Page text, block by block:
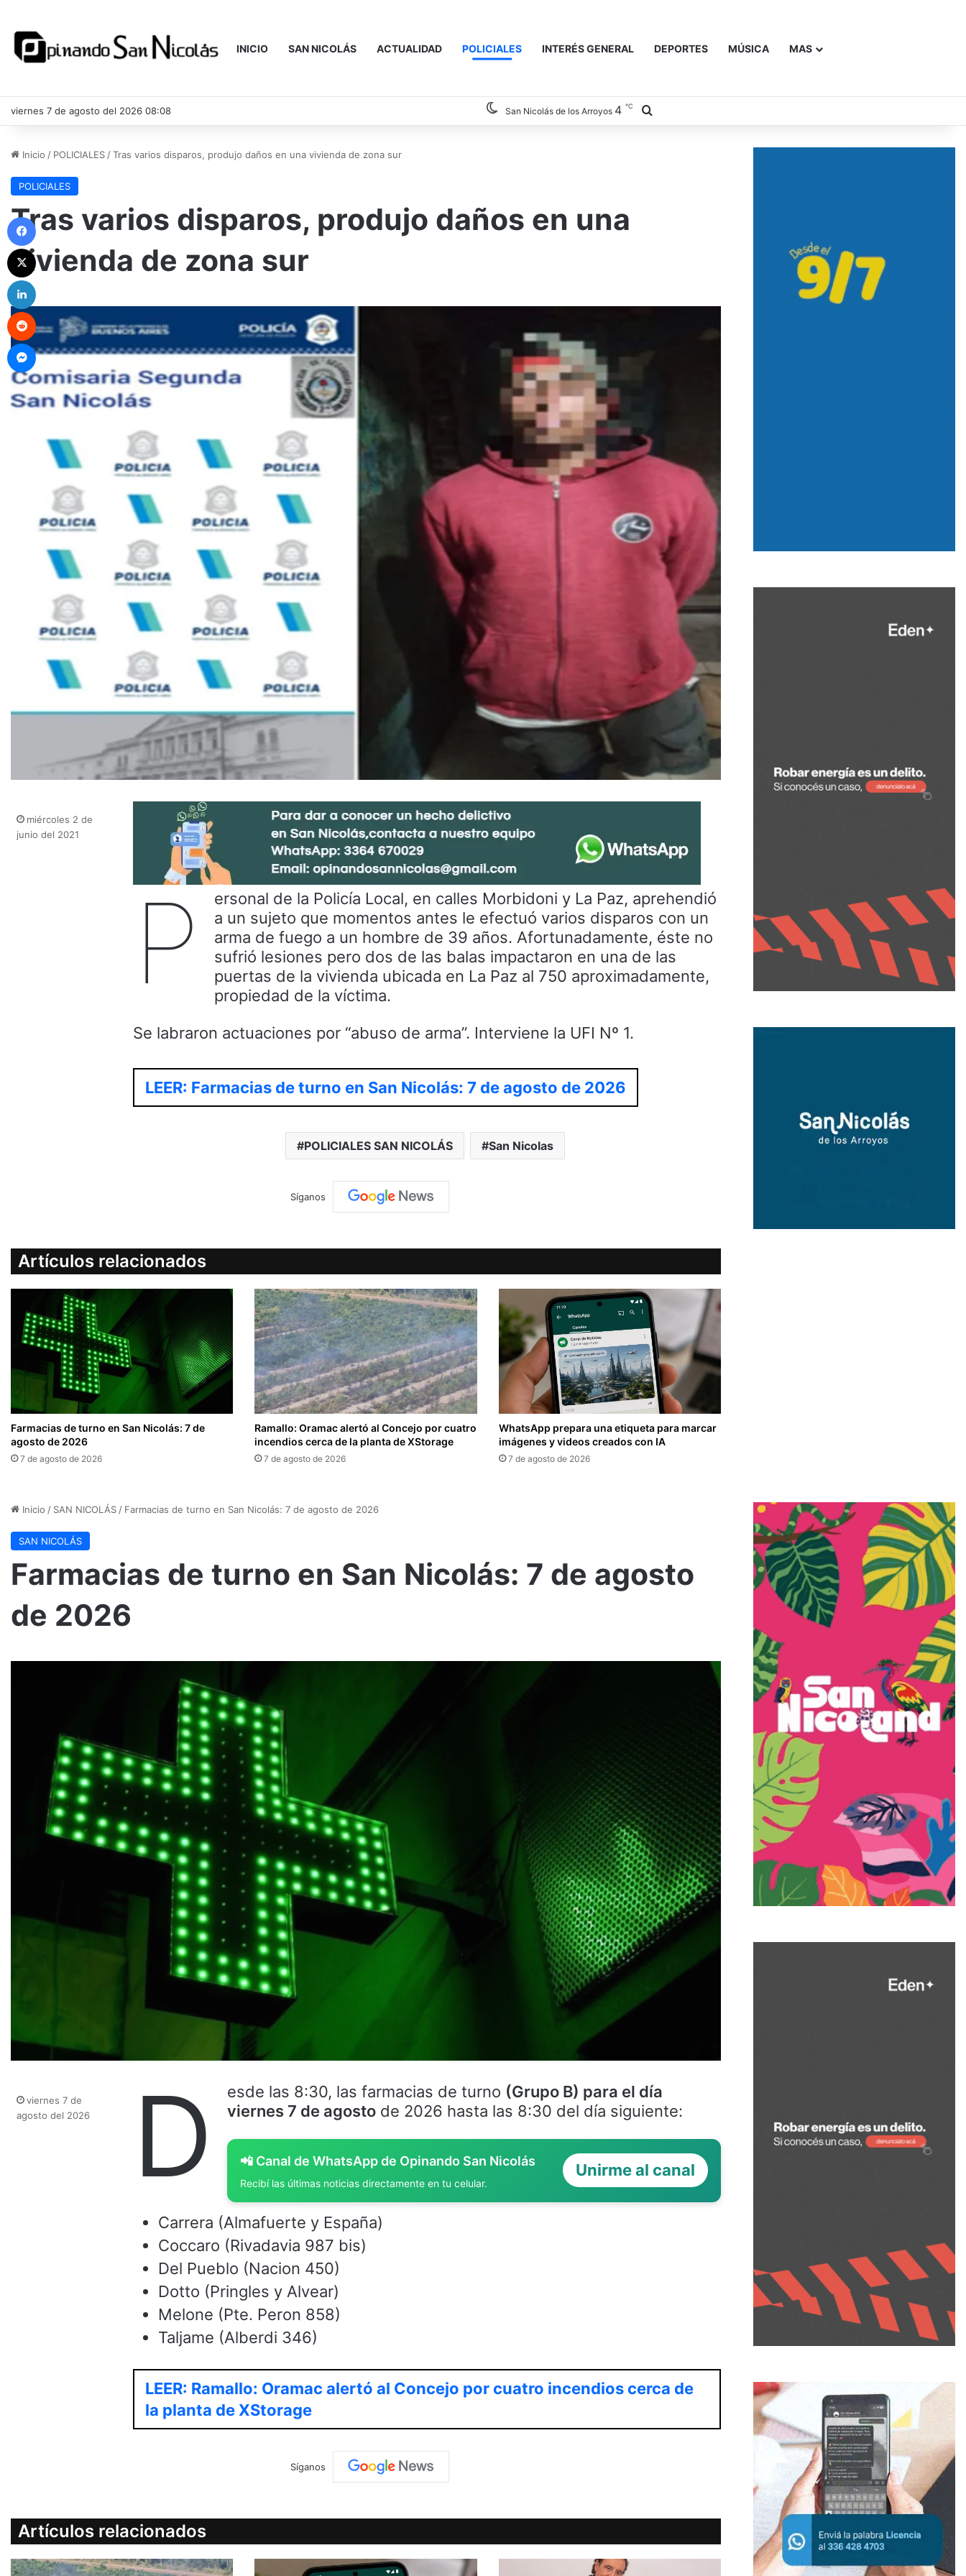
INICIO SAN NICOLÁS ACTUALIDAD POLICIALES INTERÉS GENERAL DEPORTES MÚSICA MAS
viernes 7 de agosto del 2026 08:08 San Nicolás de los Arroyos 4 ℃
Inicio / POLICIALES /Tras varios disparos, produjo daños en una vivienda de zona sur
POLICIALES
Tras varios disparos, produjo daños en una
vivienda de zona sur
P
ersonal de la Policía Local, en calles Morbidoni y La Paz, aprehendió
a un sujeto que momentos antes le efectuó varios disparos con un
arma de fuego a un hombre de 39 años. Afortunadamente, éste no
sufrió lesiones pero dos de las balas impactaron en una de las
puertas de la vivienda ubicada en La Paz al 750 aproximadamente,
propiedad de la víctima.
Se labraron actuaciones por “abuso de arma”. Interviene la UFI Nº 1.
LEER: Farmacias de turno en San Nicolás: 7 de agosto de 2026
POLICIALES SAN NICOLÁS San Nicolas
miércoles 2 de
junio del 2021
Síganos
Artículos relacionados
Farmacias de turno en San Nicolás: 7 de
agosto de 2026
7 de agosto de 2026
Ramallo: Oramac alertó al Concejo por cuatro
incendios cerca de la planta de XStorage
7 de agosto de 2026
WhatsApp prepara una etiqueta para marcar
imágenes y videos creados con IA
7 de agosto de 2026
Facebook
Messenger